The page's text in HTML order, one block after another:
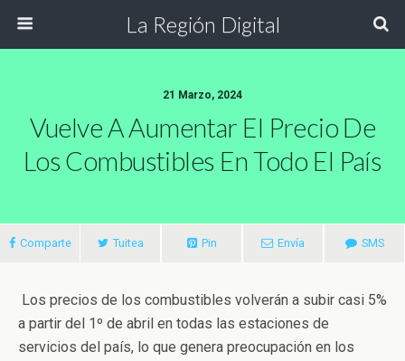
La Región Digital
21 Marzo, 2024
Vuelve A Aumentar El Precio De
Los Combustibles En Todo El País
Comparte Tuitea Pin Envía SMS
Los precios de los combustibles volverán a subir casi 5%
a partir del 1º de abril en todas las estaciones de
servicios del país, lo que genera preocupación en los